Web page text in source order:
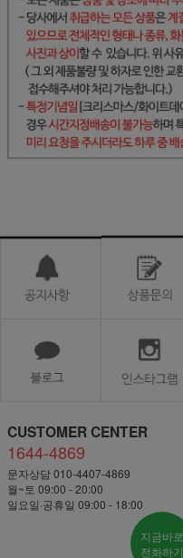
CUSTOMER CENTER
1644-4869
문자상담 010-4407-4869
월~토 09:00 - 20:00
일요일·공휴일 09:00 - 18:00
지금바로
전화하기